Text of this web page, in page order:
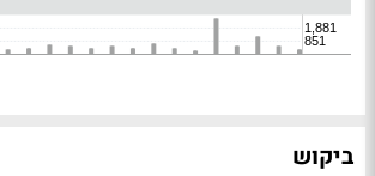
ביקוש